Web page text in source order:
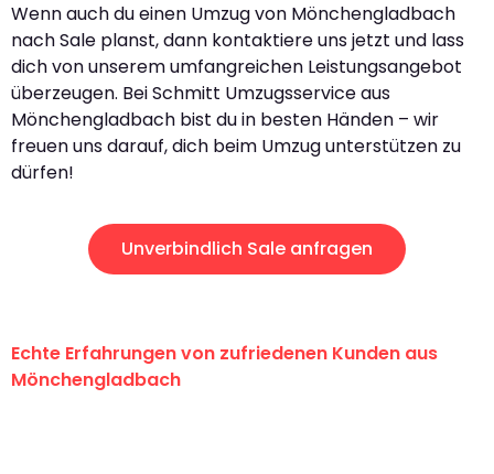
Wenn auch du einen Umzug von Mönchengladbach
nach Sale planst, dann kontaktiere uns jetzt und lass
dich von unserem umfangreichen Leistungsangebot
überzeugen. Bei Schmitt Umzugsservice aus
Mönchengladbach bist du in besten Händen – wir
freuen uns darauf, dich beim Umzug unterstützen zu
dürfen!
Unverbindlich Sale anfragen
Echte Erfahrungen von zufriedenen Kunden aus
Mönchengladbach